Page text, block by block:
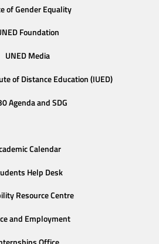
of Gender Equality
Foundation
UNED Media
of Distance Education (IUED)
Agenda and SDG
Calendar
Help Desk
Resource Centre
and Employment